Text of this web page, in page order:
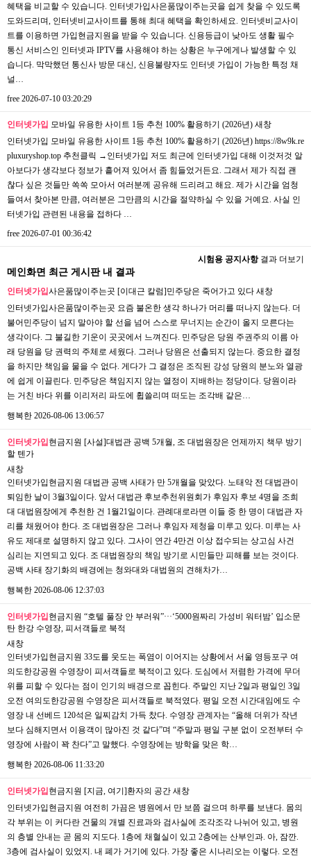
혜택을 비교할 수 있습니다. 인터넷가입사은품많이주는곳을 쉽게 찾을 수 있도록
도와드리며, 인터넷비교사이트를 통해 최대 혜택을 확인하세요. 인터넷비교사이
트를 이용하면 가입현금지원을 받을 수 있습니다. 신용등급이 낮아도 생활 필수
통신 서비스인 인터넷과 IPTV를 사용해야 하는 상황은 누구에게나 발생할 수 있
습니다. 막막했던 통신사 방문 대신, 신용불량자도 인터넷 가입이 가능한 특정 채
널…
free 2026-07-10 03:20:29
인터넷가입 모바일 유용한 사이트 1등 추천 100% 활용하기 (2026년) 새창
인터넷가입 모바일 유용한 사이트 1등 추천 100% 활용하기 (2026년) https://8w9k.re
pluxuryshop.top 추천클릭 →인터넷가입 저도 최근에 인터넷가입 대해 이것저것 알
아보다가 생각보다 정보가 흩어져 있어서 좀 힘들었거든요. 그래서 제가 직접 괜
찮다 싶은 것들만 쏙쏙 모아서 여러분께 공유해 드리려고 해요. 제가 시간을 엄청
들여서 찾아본 만큼, 여러분은 그만큼의 시간을 절약하실 수 있을 거예요. 사실 인
터넷가입 관련된 내용을 접하다 …
free 2026-07-01 00:36:42
시험용 공지사항결과 더보기
메인화면 최근 게시판 내 결과
인터넷가입사은품많이주는곳 [이대근 칼럼]민주당은 죽어가고 있다 새창
인터넷가입사은품많이주는곳 요즘 불온한 생각 하나가 머리를 떠나지 않는다. 더
불어민주당이 넘지 말아야 할 선을 넘어 스스로 무너지는 순간이 올지 모른다는
생각이다. 그 불길한 기운이 곳곳에서 느껴진다. 민주당은 당원 주권주의 이름 아
래 당원을 당 권력의 주체로 세웠다. 그러나 당원은 선출되지 않는다. 중요한 결정
을 하지만 책임을 물을 수 없다. 게다가 그 결정은 조직된 강성 당원의 분노와 열광
에 쉽게 이끌린다. 민주당은 책임지지 않는 열정이 지배하는 정당이다. 당원이라
는 거친 바다 위를 이리저리 파도에 휩쓸리며 떠도는 조각배 같은…
행복한 2026-08-06 13:06:57
인터넷가입 현금지원 [사설]대법관 공백 5개월, 조 대법원장은 언제까지 책무 방기
할 텐가
새창
인터넷가입현금지원 대법관 공백 사태가 만 5개월을 맞았다. 노태악 전 대법관이
퇴임한 날이 3월3일이다. 앞서 대법관 후보추천위원회가 후임자 후보 4명을 조희
대 대법원장에게 추천한 건 1월21일이다. 관례대로라면 이들 중 한 명이 대법관 자
리를 채웠어야 한다. 조 대법원장은 그러나 후임자 제청을 미루고 있다. 미루는 사
유도 제대로 설명하지 않고 있다. 그사이 연간 4만건 이상 접수되는 상고심 사건
심리는 지연되고 있다. 조 대법원장의 책임 방기로 시민들만 피해를 보는 것이다.
공백 사태 장기화의 배경에는 청와대와 대법원의 견해차가…
행복한 2026-08-06 12:37:03
인터넷가입 현금지원 “호텔 풀장 안 부러워”···‘5000원짜리 가성비 워터밤’ 입소문
탄 한강 수영장, 피서객들로 북적
새창
인터넷가입현금지원 33도를 웃도는 폭염이 이어지는 상황에서 서울 영등포구 여
의도한강공원 수영장이 피서객들로 북적이고 있다. 도심에서 저렴한 가격에 무더
위를 피할 수 있다는 점이 인기의 배경으로 꼽힌다. 주말인 지난 2일과 평일인 3일
오전 여의도한강공원 수영장은 피서객들로 북적였다. 평일 오전 시간대임에도 수
영장 내 선베드 120석은 일찌감치 가득 찼다. 수영장 관계자는 “올해 더위가 작년
보다 심해지면서 이용객이 많아진 것 같다”며 “주말과 평일 구분 없이 오전부터 수
영장에 사람이 꽉 찬다”고 말했다. 수영장에는 방학을 맞은 학…
행복한 2026-08-06 11:33:20
인터넷가입 현금지원 [지금, 여기]환자의 공간 새창
인터넷가입현금지원 여전히 가끔은 병원에서 만 보쯤 걸으며 하루를 보낸다. 몸의
각 부위는 이 커다란 건물의 개별 진료과와 검사실에 조각조각 나뉘어 있고, 병원
의 층별 안내는 곧 몸의 지도다. 1층에 채혈실이 있고 2층에는 산부인과. 아, 잠깐.
3층에 검사실이 있었지. 내 폐가 거기에 있다. 가장 좋은 시나리오는 이렇다. 오전